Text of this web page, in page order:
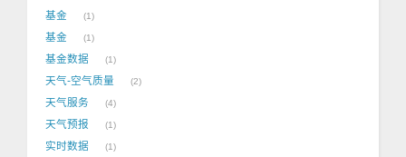
基金 1
基金 1
基金数据 1
天气-空气质量 2
天气服务 4
天气预报 1
实时数据 1